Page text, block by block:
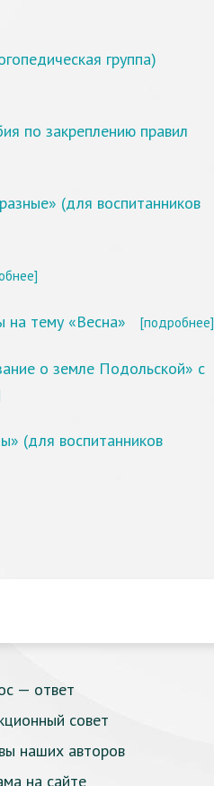
группа)
по закреплению правил
(для воспитанников
на тему «Весна» [подробнее]
о земле Подольской» с
(для воспитанников
— ответ
совет
наших авторов
на сайте